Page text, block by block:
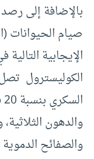
بالإضافة إلى
صيام الحيوانات
الإيجابية
والدهون
والصفائح الدموية